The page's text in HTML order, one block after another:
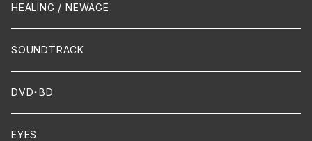
Crossover / Fusion
Dixie / New Orleans
FUNK
Chanson
Piano
Flute
Violin
Cello
HEALING / NEWAGE
SOUNDTRACK
DVD・BD
EYES